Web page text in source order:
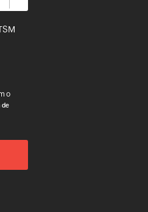
o
de